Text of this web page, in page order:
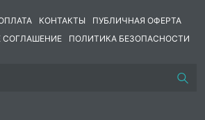
визуальный ряд сокращает
урок (лекция), так и в
КОНТАКТЫ
ПУБЛИЧНАЯ ОФЕРТА
СОГЛАШЕНИЕ
ПОЛИТИКА БЕЗОПАСНОСТИ